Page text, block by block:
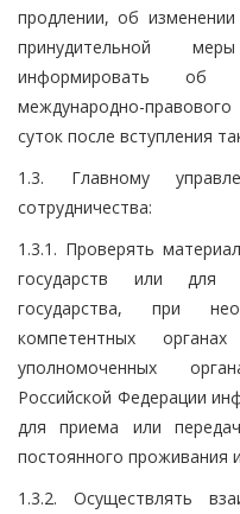
продлении, об
принудительной
информировать об
международно-
суток после вступления
1.3. Главному
сотрудничества:
1.3.1. Проверять
государств или для
государства, при
компетентных
уполномоченных
Российской Федерации
для приема или
постоянного проживания
1.3.2. Осуществлять